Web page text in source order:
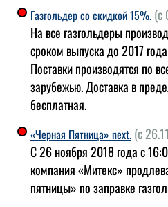
Газгольдер со скидкой 15%. (с
На все газгольдеры
сроком выпуска до 2017
Поставки производятся по
зарубежью. Доставка в
бесплатная.
«Черная Пятница» next. (с
С 26 ноября 2018 года с
компания «Митекс»
пятницы» по заправке